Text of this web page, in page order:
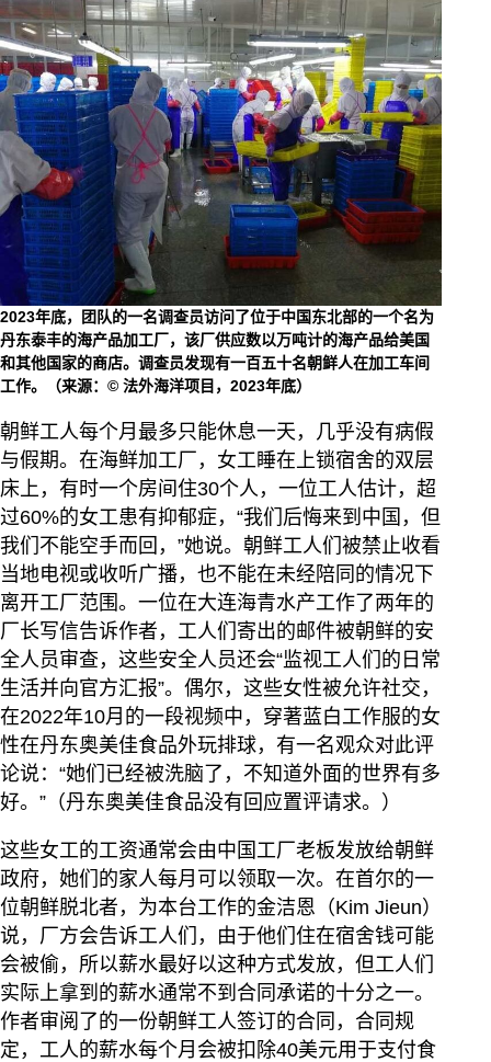
2023年底，团队的一名调查员访问了位于中国东北部的一个名为
丹东泰丰的海产品加工厂，该厂供应数以万吨计的海产品给美国
和其他国家的商店。调查员发现有一百五十名朝鲜人在加工车间
工作。（来源：© 法外海洋项目，2023年底）
朝鲜工人每个月最多只能休息一天，几乎没有病假
与假期。在海鲜加工厂，女工睡在上锁宿舍的双层
床上，有时一个房间住30个人，一位工人估计，超
过60%的女工患有抑郁症，“我们后悔来到中国，但
我们不能空手而回，”她说。朝鲜工人们被禁止收看
当地电视或收听广播，也不能在未经陪同的情况下
离开工厂范围。一位在大连海青水产工作了两年的
厂长写信告诉作者，工人们寄出的邮件被朝鲜的安
全人员审查，这些安全人员还会“监视工人们的日常
生活并向官方汇报”。偶尔，这些女性被允许社交，
在2022年10月的一段视频中，穿著蓝白工作服的女
性在丹东奥美佳食品外玩排球，有一名观众对此评
论说：“她们已经被洗脑了，不知道外面的世界有多
好。”（丹东奥美佳食品没有回应置评请求。）
这些女工的工资通常会由中国工厂老板发放给朝鲜
政府，她们的家人每月可以领取一次。在首尔的一
位朝鲜脱北者，为本台工作的金洁恩（Kim Jieun）
说，厂方会告诉工人们，由于他们住在宿舍钱可能
会被偷，所以薪水最好以这种方式发放，但工人们
实际上拿到的薪水通常不到合同承诺的十分之一。
作者审阅了的一份朝鲜工人签订的合同，合同规
定，工人的薪水每个月会被扣除40美元用于支付食